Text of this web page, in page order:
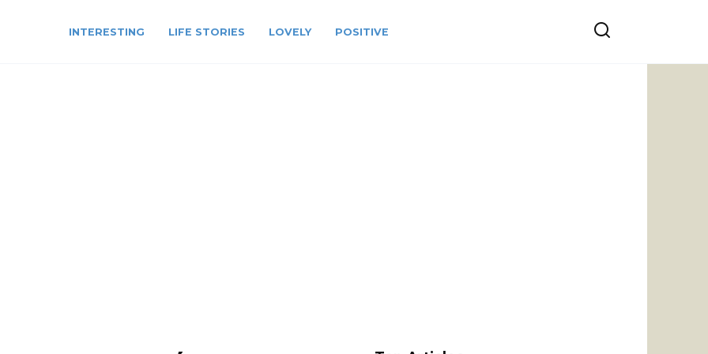
INTERESTING LIFE STORIES LOVELY POSITIVE